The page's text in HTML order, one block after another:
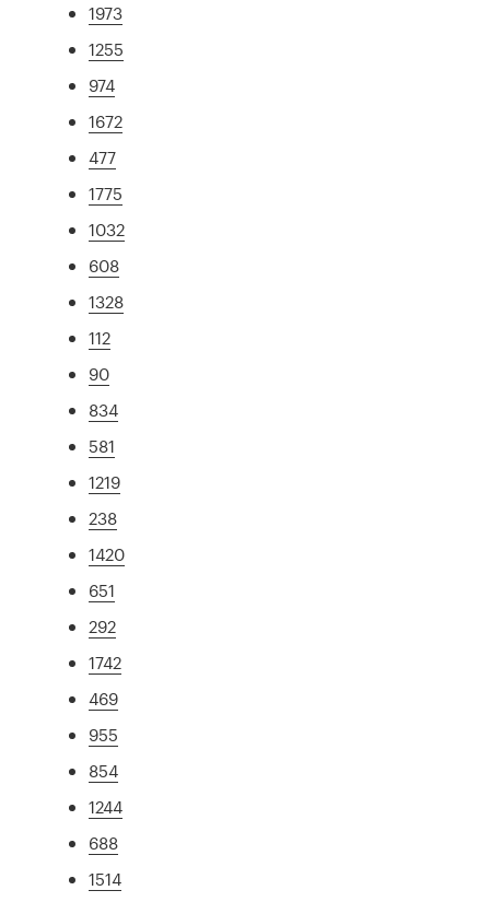
1973
1255
974
1672
477
1775
1032
608
1328
112
90
834
581
1219
238
1420
651
292
1742
469
955
854
1244
688
1514